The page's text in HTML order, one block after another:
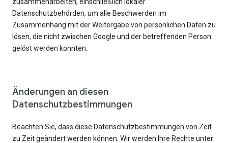
Datenschutzbehörden, um alle Beschwerden im
Zusammenhang mit der Weitergabe von persönlichen Daten zu
lösen, die nicht zwischen Google und der betreffenden Person
gelöst werden konnten.
Änderungen an diesen
Datenschutzbestimmungen
Beachten Sie, dass diese Datenschutzbestimmungen von Zeit
zu Zeit geändert werden können. Wir werden Ihre Rechte unter